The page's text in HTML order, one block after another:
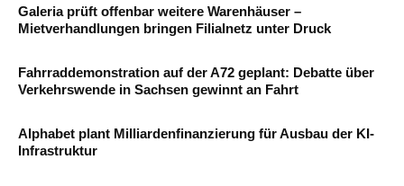
Galeria prüft offenbar weitere Warenhäuser –
Mietverhandlungen bringen Filialnetz unter Druck
Fahrraddemonstration auf der A72 geplant: Debatte über
Verkehrswende in Sachsen gewinnt an Fahrt
Alphabet plant Milliardenfinanzierung für Ausbau der KI-
Infrastruktur